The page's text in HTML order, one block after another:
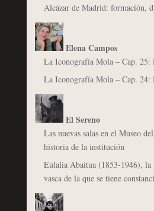
Alcázar de Madrid: formación,
Elena Campos
La Iconografía Mola – Cap. 25:
La Iconografía Mola – Cap. 24:
El Sereno
Las nuevas salas en el Museo
historia de la institución
Eulalia Abaitua (1853-1946), la
vasca de la que se tiene